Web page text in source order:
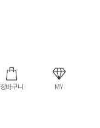
장바구니 MY